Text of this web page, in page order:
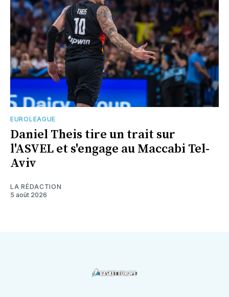
EUROLEAGUE
Daniel Theis tire un trait sur
l'ASVEL et s'engage au Maccabi Tel-
Aviv
LA RÉDACTION
5 août 2026